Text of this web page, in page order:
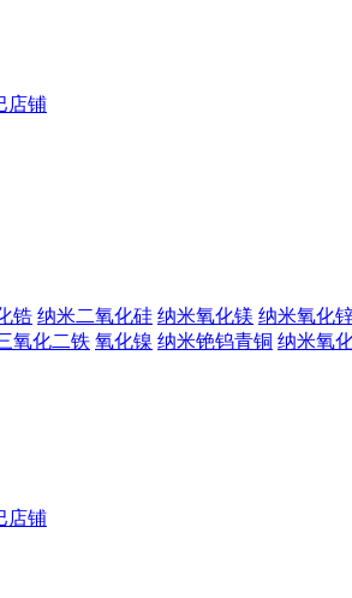
店铺
锆 纳米二氧化硅 纳米氧化镁 纳米氧化
氧化二铁 氧化镍 纳米铯钨青铜 纳米氧
店铺